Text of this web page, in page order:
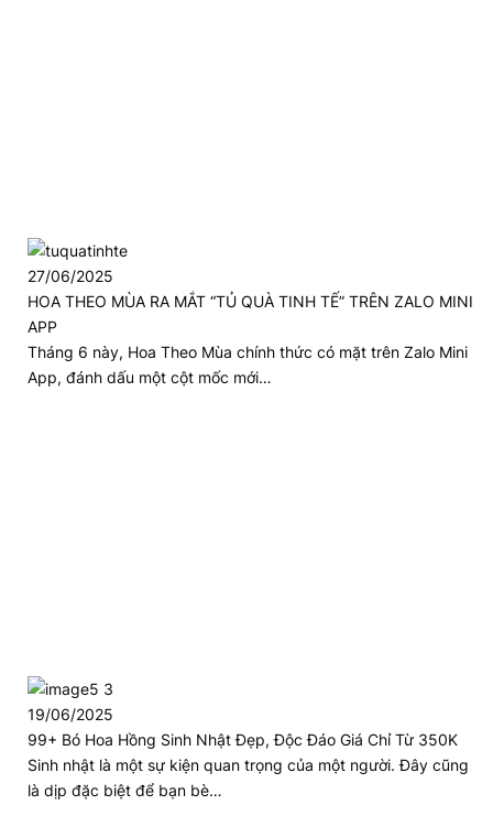
27/06/2025
HOA THEO MÙA RA MẮT “TỦ QUÀ TINH TẾ” TRÊN ZALO MINI
APP
Tháng 6 này, Hoa Theo Mùa chính thức có mặt trên Zalo Mini
App, đánh dấu một cột mốc mới…
19/06/2025
99+ Bó Hoa Hồng Sinh Nhật Đẹp, Độc Đáo Giá Chỉ Từ 350K
Sinh nhật là một sự kiện quan trọng của một người. Đây cũng
là dịp đặc biệt để bạn bè…